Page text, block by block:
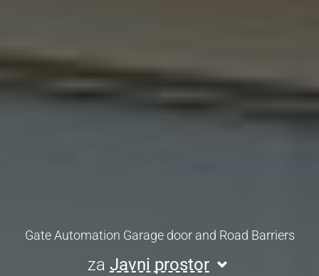
Gate Automation Garage door and Road Barriers
za Javni prostor